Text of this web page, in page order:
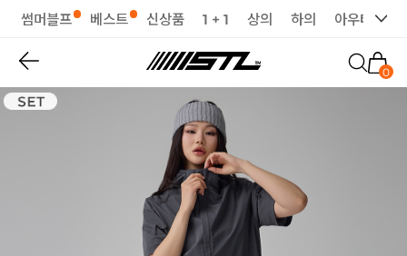
썸머블프 베스트 신상품 1 + 1 상의 하의 아우터
0